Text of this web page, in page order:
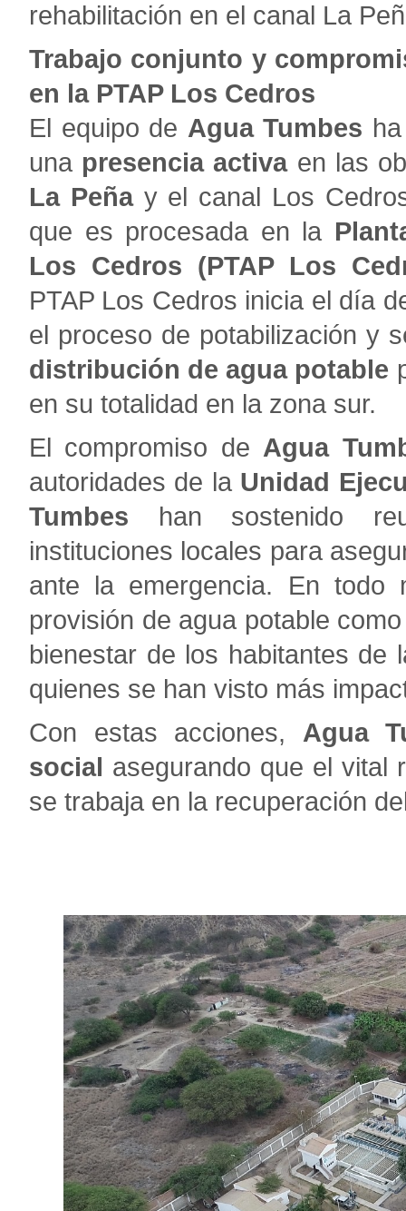
rehabilitación en el canal La
Trabajo conjunto y
en la PTAP Los Cedros
El equipo de Agua Tumbes
una presencia activaen las
La Peñay el canal Los
que es procesada en la
Los Cedros (PTAP Los
PTAP Los Cedros inicia el día
el proceso de potabilización y
distribución de agua potable
en su totalidad en la zona sur.
El compromiso de Agua
autoridades de la Unidad
Tumbes han sostenido
instituciones locales para
ante la emergencia. En todo
provisión de agua potable
bienestar de los habitantes de
quienes se han visto más
Con estas acciones, Agua
social asegurando que el vital
se trabaja en la recuperación